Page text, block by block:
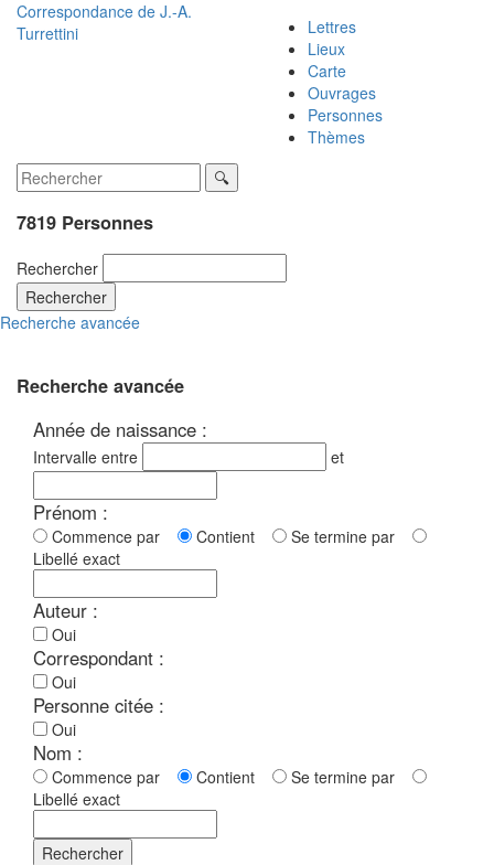
Correspondance de J.-A.
Turrettini
Lettres
Lieux
Carte
Ouvrages
Personnes
Thèmes
7819 Personnes
Rechercher
Rechercher
Recherche avancée
Recherche avancée
Année de naissance :
Intervalle entre et
Prénom :
Commence par Contient
Se termine par
Libellé exact
Auteur :
Oui
Correspondant :
Oui
Personne citée :
Oui
Nom :
Commence par Contient
Se termine par
Libellé exact
Rechercher